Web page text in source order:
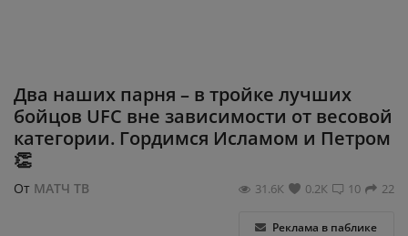
Два наших парня – в тройке лучших
бойцов UFC вне зависимости от весовой
категории. Гордимся Исламом и Петром
👏
От МАТЧ ТВ 22
10
0.2К
31.6К
Реклама в паблике